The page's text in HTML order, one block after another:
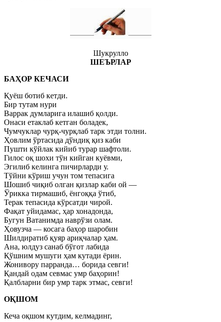
Шукрулло
ШЕЪРЛАР
БАҲОР КЕЧАСИ
Қуёш ботиб кетди.
Бир тутам нури
Варрак думларига илашиб қолди.
Онаси етаклаб кетган боладек,
Чумчуклар чурқ-чурқлаб тарк этди толни.
Ҳовлим ўртасида дўндиқ қиз каби
Пушти кўйлак кийиб турар шафтоли.
Гилос оқ шохи тўн кийган куёвми,
Эгилиб келинга пичирларди у.
Тўйни кўриш учун том тепасига
Шошиб чиқиб олган қизлар каби ой —
Ўрикка тирмашиб, ёнгоққа ўтиб,
Терак тепасида кўрсатди чирой.
Фақат уйидамас, ҳар хонадонда,
Бугун Ватанимда наврўзи олам.
Ҳовузча — косага баҳор шаробин
Шилдиратиб қуяр ариқчалар ҳам.
Ана, юлдуз санаб бўгот лабида
Қўшним мушуги ҳам кутади ёрин.
Жонивору парранда… борида севги!
Қандай одам севмас умр баҳорин!
Қалбларни бир умр тарк этмас, севги!
ОҚШОМ
Кеча оқшом кутдим, келмадинг,